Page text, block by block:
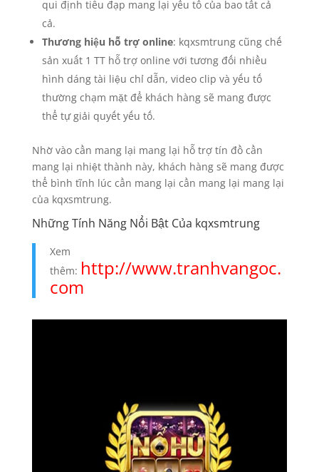
qui định tiêu đạp mang lại yếu tố của bao tất cả
cả.
Thương hiệu hỗ trợ online: kqxsmtrung cũng chế
sản xuất 1 TT hỗ trợ online với tương đối nhiều
hình dáng tài liệu chỉ dẫn, video clip và yếu tố
thường chạm mặt để khách hàng sẽ mang được
thể tự giải quyết yếu tố.
Nhờ vào cần mang lại mang lại hỗ trợ tín đồ cần
mang lại nhiệt thành này, khách hàng sẽ mang được
thể bình tĩnh lúc cần mang lại cần mang lại mang lại
của kqxsmtrung.
Những Tính Năng Nổi Bật Của kqxsmtrung
Xem
thêm: http://www.tranhvangoc.
com